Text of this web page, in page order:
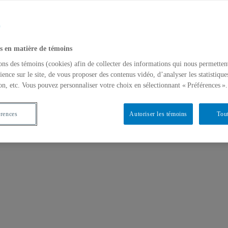
en matière de témoins
des témoins (cookies) afin de collecter des informations qui nous
sur le site, de vous proposer des contenus vidéo, d’analyser les
etc. Vous pouvez personnaliser votre choix en sélectionnant « Préférences ».
Autoriser les témoins